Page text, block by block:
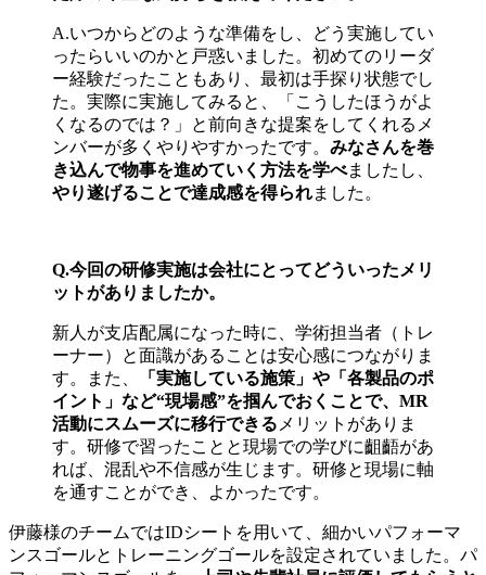
A.いつからどのような準備をし、どう実施してい
ったらいいのかと戸惑いました。初めてのリーダ
ー経験だったこともあり、最初は手探り状態でし
た。実際に実施してみると、「こうしたほうがよ
くなるのでは？」と前向きな提案をしてくれるメ
ンバーが多くやりやすかったです。 みなさんを巻
き込んで物事を進めていく方法を学べましたし、
やり遂げることで達成感を得られました。
Q.今回の研修実施は会社にとってどういったメリ
ットがありましたか。
新人が支店配属になった時に、学術担当者（トレ
ーナー）と面識があることは安心感につながりま
す。また、
「実施している施策」や「各製品のポ
イント」など“現場感”を掴んでおくことで、MR
活動にスムーズに移行できる メリットがありま
す。研修で習ったことと現場での学びに齟齬があ
れば、混乱や不信感が生じます。研修と現場に軸
を通すことができ、よかったです。
伊藤様のチームではIDシートを用いて、細かいパフォーマ
ンスゴールとトレーニングゴールを設定されていました。パ